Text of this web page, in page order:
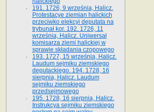
191. 1726, 9 września, Halicz.
Protestacye ziemian halickich
przeciwko elekcyi deputata na
trybunał kor. 192. 1726, 11
września, Halicz. Uniwersał
komisarza ziemi halickiej w
sprawie składania czopowego
193. 1727, 15 września, Halicz.
Laudum sejmiku ziemskiego
deputackiego. 194. 1728, 16
sierpnia, Halicz. Laudum
sejmiku ziemskiego
przedsejmowego
195. 1728, 16 sierpnia, Halicz.
Instrukcya sejmiku ziemskiego